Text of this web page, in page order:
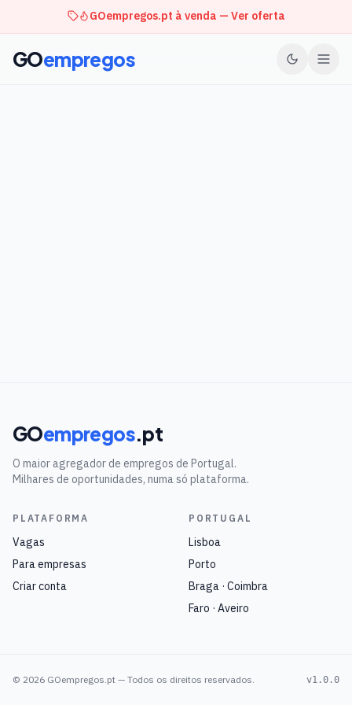
GOempregos.pt à venda — Ver oferta
GOempregos
GOempregos.pt
O maior agregador de empregos de Portugal.
Milhares de oportunidades, numa só plataforma.
PLATAFORMA
Vagas
Para empresas
Criar conta
PORTUGAL
Lisboa
Porto
Braga · Coimbra
Faro · Aveiro
© 2026 GOempregos.pt — Todos os direitos reservados. v1.0.0